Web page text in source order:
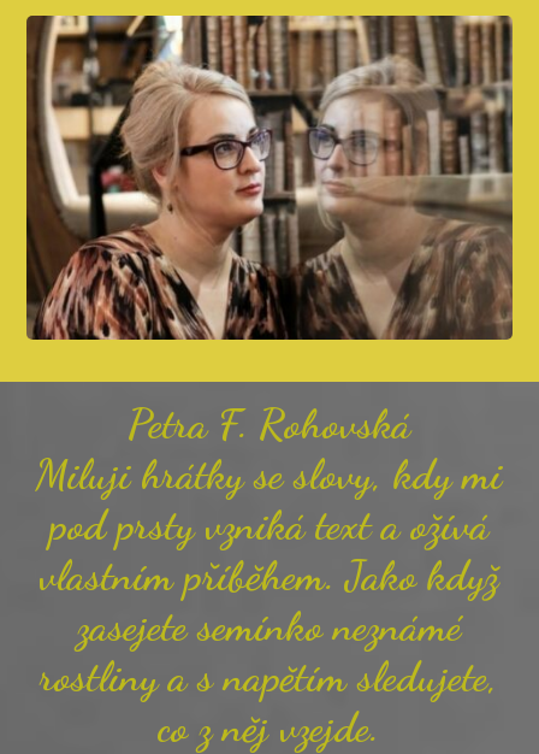
Petra F. Rohovská
Miluji hrátky se slovy, kdy mi
pod prsty vzniká text a ožívá
vlastním příběhem. Jako když
zasejete semínko neznámé
rostliny a s napětím sledujete,
co z něj vzejde.